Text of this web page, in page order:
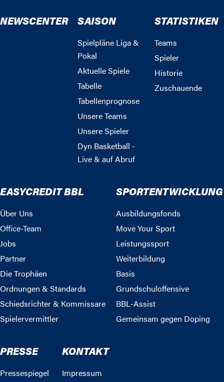
NEWSCENTER SAISON
Spielpläne Liga &
Pokal
Aktuelle Spiele
Tabelle
Tabellenprognose
Unsere Teams
Unsere Spieler
Dyn Basketball -
Live & auf Abruf
STATISTIKEN
Teams
Spieler
Historie
Zuschauende
EASYCREDIT BBL
Über Uns
Office-Team
Jobs
Partner
Die Trophäen
Ordnungen & Standards
Schiedsrichter & Kommissare
Spielervermittler
SPORTENTWICKLUNG
Ausbildungsfonds
Move Your Sport
Leistungssport
Weiterbildung
Basis
Grundschuloffensive
BBL-Assist
Gemeinsam gegen Doping
PRESSE
Pressespiegel
KONTAKT
Impressum